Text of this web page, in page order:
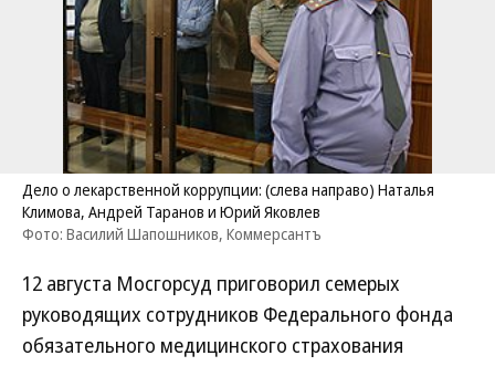
Дело о лекарственной коррупции: (слева направо) Наталья
Климова, Андрей Таранов и Юрий Яковлев
Фото: Василий Шапошников, Коммерсантъ
12 августа Мосгорсуд приговорил семерых
руководящих сотрудников Федерального фонда
обязательного медицинского страхования